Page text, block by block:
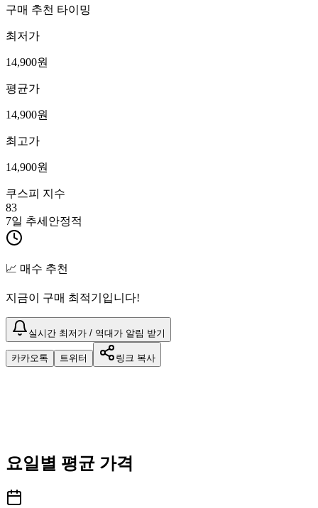
구매 추천 타이밍
최저가
14,900원
평균가
14,900원
최고가
14,900원
쿠스피 지수
83
7일 추세 안정적
📈 매수 추천
지금이 구매 최적기입니다!
실시간 최저가 / 역대가 알림 받기
카카오톡 트위터 링크 복사
요일별 평균 가격